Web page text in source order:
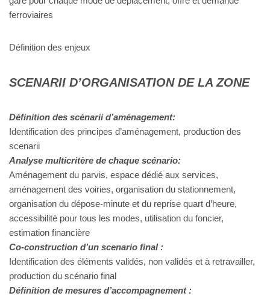
ferroviaires
Définition des enjeux
SCENARII D’ORGANISATION DE LA ZONE
Définition des scénarii d’aménagement:
Identification des principes d’aménagement, production des
scenarii
Analyse multicritère de chaque scénario:
Aménagement du parvis, espace dédié aux services,
aménagement des voiries, organisation du stationnement,
organisation du dépose-minute et du reprise quart d’heure,
accessibilité pour tous les modes, utilisation du foncier,
estimation financière
Co-construction d’un scenario final :
Identification des éléments validés, non validés et à retravailler,
production du scénario final
Définition de mesures d’accompagnement :